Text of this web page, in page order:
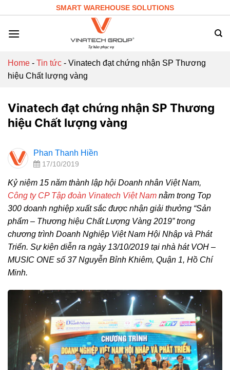
content
SMART WAREHOUSE SOLUTIONS
Home - Tin tức - Vinatech đạt chứng nhận SP Thương
hiệu Chất lượng vàng
Vinatech đạt chứng nhận SP Thương
hiệu Chất lượng vàng
Phan Thanh Hiền
17/10/2019
Kỷ niệm 15 năm thành lập hội Doanh nhân Việt Nam,
Công ty CP Tập đoàn Vinatech Việt Nam nằm trong Top
300 doanh nghiệp xuất sắc được nhận giải thưởng “Sản
phẩm – Thương hiệu Chất Lượng Vàng 2019” trong
chương trình Doanh Nghiệp Việt Nam Hội Nhập và Phát
Triển. Sự kiện diễn ra ngày 13/10/2019 tại nhà hát VOH –
MUSIC ONE số 37 Nguyễn Bỉnh Khiêm, Quận 1, Hồ Chí
Minh.